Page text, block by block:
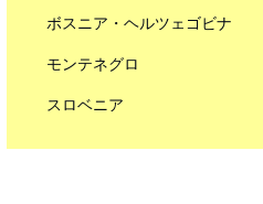
ボスニア・ヘルツェゴビナ
モンテネグロ
スロベニア